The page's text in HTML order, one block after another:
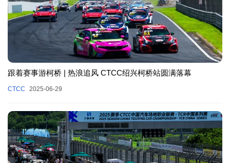
跟着赛事游柯桥 | 热浪追风 CTCC绍兴柯桥站圆满落幕
CTCC 2025-06-29